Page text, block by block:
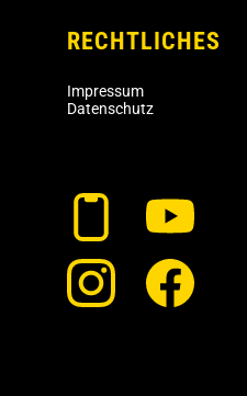
RECHTLICHES
Impressum
Datenschutz